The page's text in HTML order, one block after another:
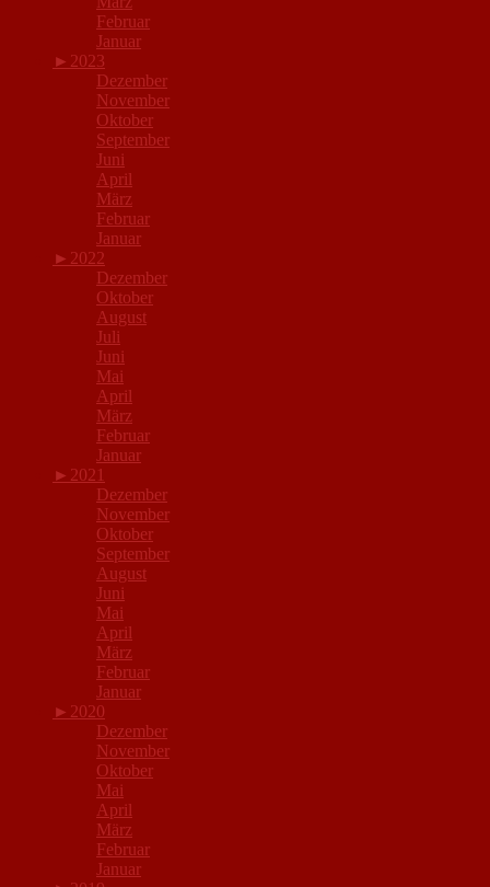
Februar
Januar
► 2023
Dezember
November
Oktober
September
Juni
April
März
Februar
Januar
► 2022
Dezember
Oktober
August
Juli
Juni
Mai
April
März
Februar
Januar
► 2021
Dezember
November
Oktober
September
August
Juni
Mai
April
März
Februar
Januar
► 2020
Dezember
November
Oktober
Mai
April
März
Februar
Januar